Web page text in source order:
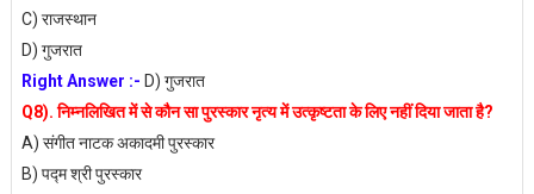
C) राजस्थान
D) गुजरात
Right Answer :- D) गुजरात
Q8). निम्नलिखित में से कौन सा पुरस्कार नृत्य में उत्कृष्टता के लिए नहीं दिया जाता है?
A) संगीत नाटक अकादमी पुरस्कार
B) पद्म श्री पुरस्कार